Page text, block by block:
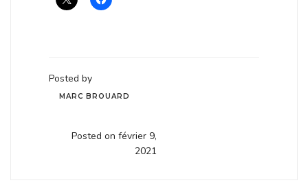
Posted by
MARC BROUARD
Posted on février 9,
2021